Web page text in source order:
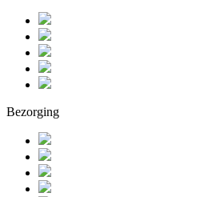
Bezorging